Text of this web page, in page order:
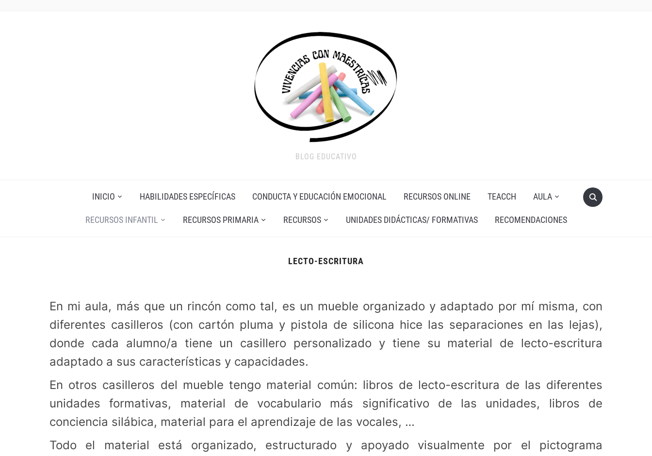
BLOG EDUCATIVO
INICIO HABILIDADES ESPECÍFICAS CONDUCTA Y EDUCACIÓN EMOCIONAL RECURSOS ONLINE TEACCH AULA
RECURSOS INFANTIL RECURSOS PRIMARIA RECURSOS UNIDADES DIDÁCTICAS/ FORMATIVAS RECOMENDACIONES
LECTO-ESCRITURA
En mi aula, más que un rincón como tal, es un mueble organizado y adaptado por mí misma, con
diferentes casilleros (con cartón pluma y pistola de silicona hice las separaciones en las lejas),
donde cada alumno/a tiene un casillero personalizado y tiene su material de lecto-escritura
adaptado a sus características y capacidades.
En otros casilleros del mueble tengo material común: libros de lecto-escritura de las diferentes
unidades formativas, material de vocabulario más significativo de las unidades, libros de
conciencia silábica, material para el aprendizaje de las vocales, …
Todo el material está organizado, estructurado y apoyado visualmente por el pictograma